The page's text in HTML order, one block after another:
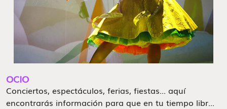
OCIO
Conciertos, espectáculos, ferias, fiestas... aquí
encontrarás información para que en tu tiempo libr...